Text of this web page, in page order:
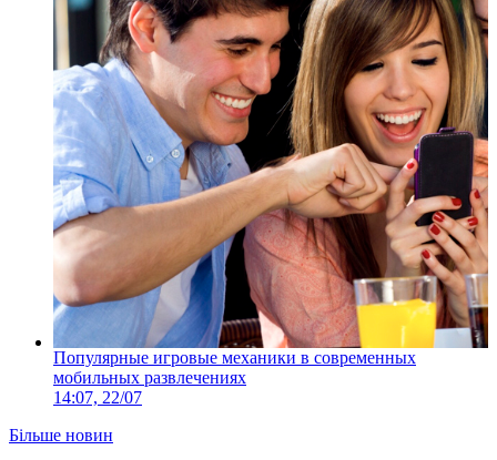
Популярные игровые механики в современных
мобильных развлечениях
14:07, 22/07
Більше новин